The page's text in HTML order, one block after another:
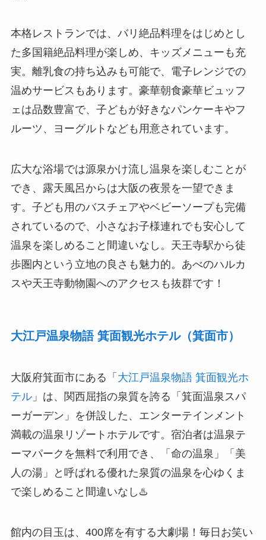
本格レストランでは、バリ絶品料理をはじめとし
た多国籍絶品料理が楽しめ、キッズメニューも充
実。離乳食の持ち込みも可能で、電子レンジでの
温めサービスもあります。豪華朝食豪華ビュッフ
ェは品数豊富で、子どもが好きなパンケーキやフ
ルーツ、ヨーグルトなども用意されています。
広大な浴場では源泉かけ流し温泉を楽しむことが
でき、露天風呂からは大阪の夜景を一望できま
す。子ども用のバスチェアやベビーソープも完備
されているので、小さなお子様連れでも安心して
温泉を楽しめること間違いなし。天王寺駅から徒
歩圏内という立地の良さも魅力的。あべのハルカ
スや天王寺動物園へのアクセスも抜群です！
大江戸温泉物語 箕面観光ホテル（箕面市）
大阪府箕面市にある「 大江戸温泉物語 箕面観光ホ
テル」は、関西屈指の泉質を誇る「箕面温泉スパ
ーガーデン」を併設した、エンターテインメント
満載の温泉リゾートホテルです。宿泊者は温泉テ
ーマパークを無料で利用でき、「命の温泉」「美
人の湯」と呼ばれる優れた泉質の温泉を心ゆくま
で楽しめること間違いなし♨️
館内の目玉は、400席を有する大劇場！毎日お笑い